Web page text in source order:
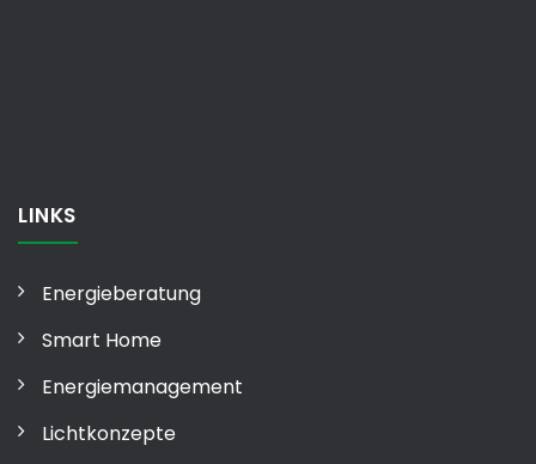
LINKS
Energieberatung
Smart Home
Energiemanagement
Lichtkonzepte